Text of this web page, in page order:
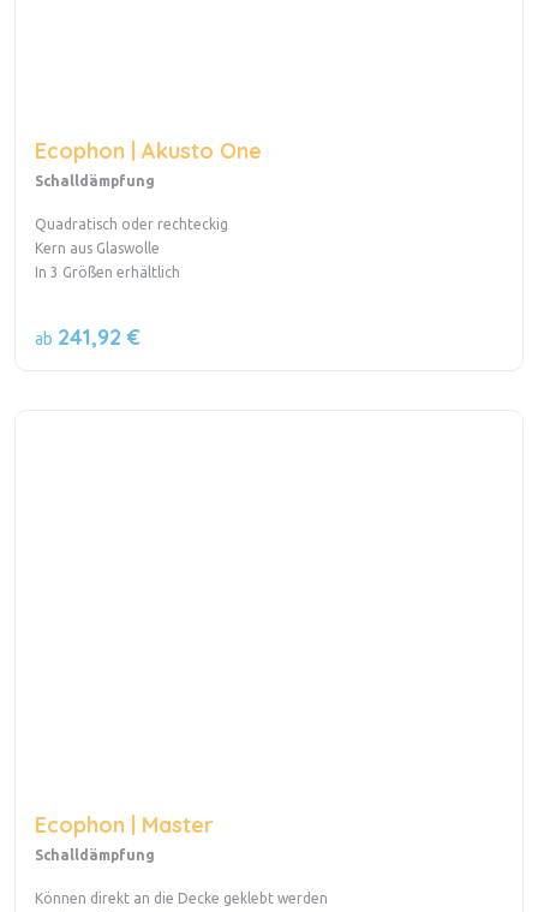
Ecophon | Akusto One
Schalldämpfung
Quadratisch oder rechteckig
Kern aus Glaswolle
In 3 Größen erhältlich
ab 241,92 €
Ecophon | Master
Schalldämpfung
Können direkt an die Decke geklebt werden